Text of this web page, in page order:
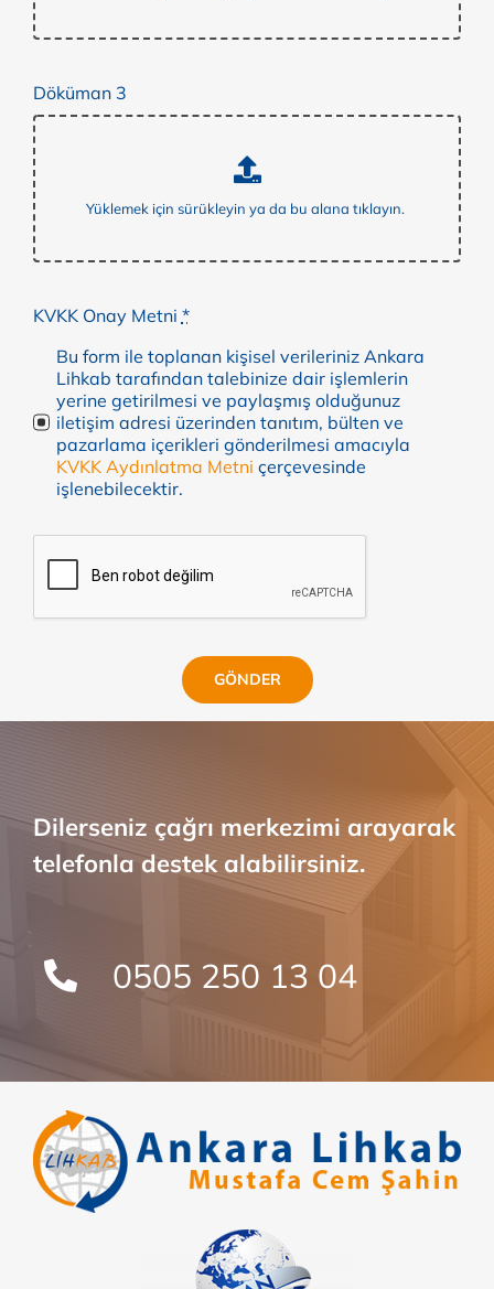
Döküman 3
KVKK Onay Metni *
Bu form ile toplanan kişisel verileriniz Ankara
Lihkab tarafından talebinize dair işlemlerin
yerine getirilmesi ve paylaşmış olduğunuz
iletişim adresi üzerinden tanıtım, bülten ve
pazarlama içerikleri gönderilmesi amacıyla
KVKK Aydınlatma Metni çerçevesinde
işlenebilecektir.
GÖNDER
Dilerseniz çağrı merkezimi arayarak
telefonla destek alabilirsiniz.
0505 250 13 04